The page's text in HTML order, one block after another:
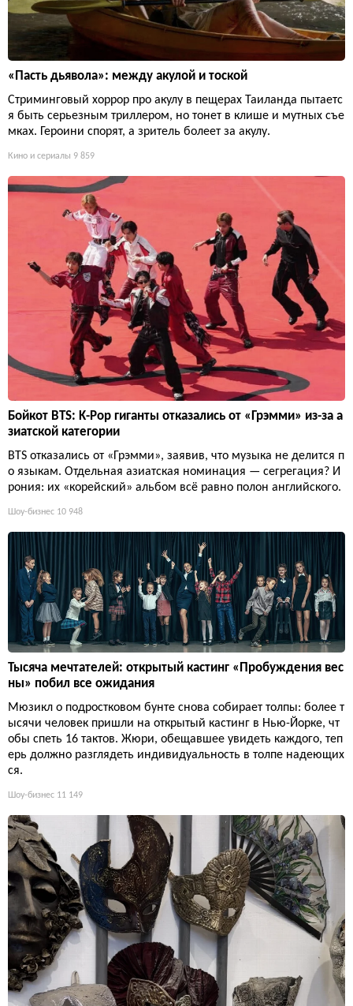
«Пасть дьявола»: между акулой и тоской
Стриминговый хоррор про акулу в пещерах Таиланда пытаетс
я быть серьезным триллером, но тонет в клише и мутных съе
мках. Героини спорят, а зритель болеет за акулу.
Кино и сериалы 9 859
Бойкот BTS: K-Pop гиганты отказались от «Грэмми» из-за а
зиатской категории
BTS отказались от «Грэмми», заявив, что музыка не делится п
о языкам. Отдельная азиатская номинация — сегрегация? И
рония: их «корейский» альбом всё равно полон английского.
Шоу-бизнес 10 948
Тысяча мечтателей: открытый кастинг «Пробуждения вес
ны» побил все ожидания
Мюзикл о подростковом бунте снова собирает толпы: более т
ысячи человек пришли на открытый кастинг в Нью-Йорке, чт
обы спеть 16 тактов. Жюри, обещавшее увидеть каждого, теп
ерь должно разглядеть индивидуальность в толпе надеющих
ся.
Шоу-бизнес 11 149